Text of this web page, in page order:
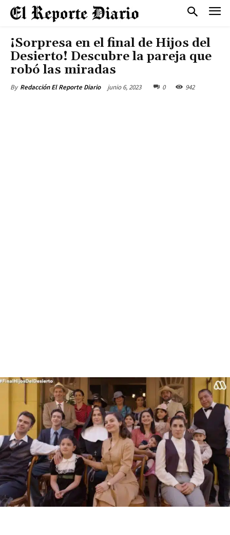
¡Sorpresa en el final de Hijos del
Desierto! Descubre la pareja que
robó las miradas
By Redacción El Reporte Diario junio 6, 2023 0 942